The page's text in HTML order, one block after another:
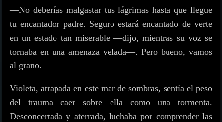
—No deberías malgastar tus lágrimas hasta que llegue
tu encantador padre. Seguro estará encantado de verte
en un estado tan miserable —dijo, mientras su voz se
tornaba en una amenaza velada—. Pero bueno, vamos
al grano.
Violeta, atrapada en este mar de sombras, sentía el peso
del trauma caer sobre ella como una tormenta.
Desconcertada y aterrada, luchaba por comprender las